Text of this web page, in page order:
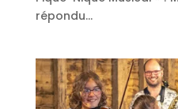
répondu...